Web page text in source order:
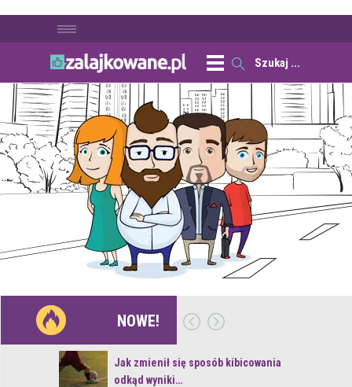
NOWE!
Jak zmienił się sposób kibicowania
odkąd wyniki…